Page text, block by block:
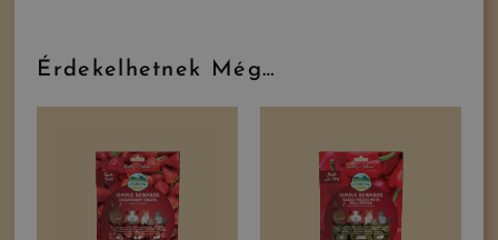
Érdekelhetnek Még…